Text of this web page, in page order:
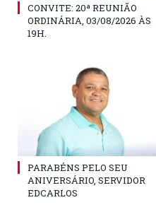
CONVITE: 20ª REUNIÃO
ORDINÁRIA, 03/08/2026 ÀS
19H.
PARABÉNS PELO SEU
ANIVERSÁRIO, SERVIDOR
EDCARLOS